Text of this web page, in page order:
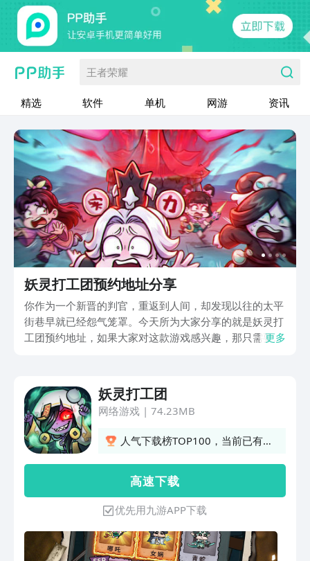
王者荣耀
精选 软件 单机 网游 资讯
妖灵打工团预约地址分享
你作为一个新晋的判官，重返到人间，却发现以往的太平
街巷早就已经怨气笼罩。今天所为大家分享的就是妖灵打
工团预约地址，如果大家对这款游戏感兴趣，那只需要关
鬼制鬼的作用，最终走上判官登顶之路。
更多
妖灵打工团
网络游戏| 74.23MB
人气下载榜TOP100，当前已有6
高 速 下 载
优先用九游APP下载